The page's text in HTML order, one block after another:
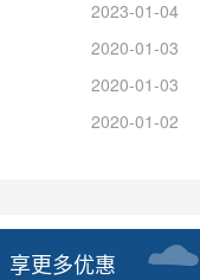
2023-01-04
2020-01-03
2020-01-03
2020-01-02
享更多优惠